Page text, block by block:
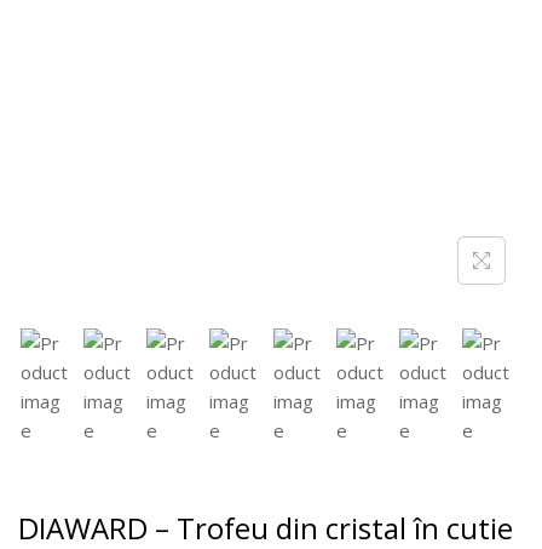
DIAWARD – Trofeu din cristal în cutie